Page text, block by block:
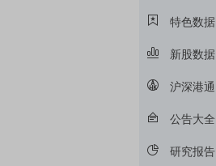
特色数据
新股数据
沪深港通
公告大全
研究报告